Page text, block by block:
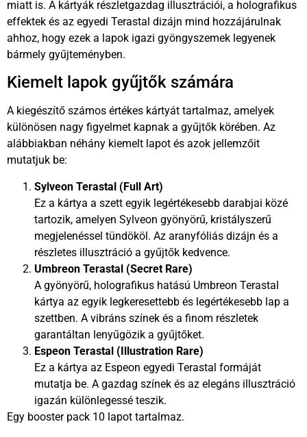
miatt is. A kártyák részletgazdag illusztrációi, a holografikus
effektek és az egyedi Terastal dizájn mind hozzájárulnak
ahhoz, hogy ezek a lapok igazi gyöngyszemek legyenek
bármely gyűjteményben.
Kiemelt lapok gyűjtők számára
A kiegészítő számos értékes kártyát tartalmaz, amelyek
különösen nagy figyelmet kapnak a gyűjtők körében. Az
alábbiakban néhány kiemelt lapot és azok jellemzőit
mutatjuk be:
Sylveon Terastal (Full Art)
Ez a kártya a szett egyik legértékesebb darabjai közé
tartozik, amelyen Sylveon gyönyörű, kristályszerű
megjelenéssel tündököl. Az aranyfóliás dizájn és a
részletes illusztráció a gyűjtők kedvence.
Umbreon Terastal (Secret Rare)
A gyönyörű, holografikus hatású Umbreon Terastal
kártya az egyik legkeresettebb és legértékesebb lap a
szettben. A vibráns színek és a finom részletek
garantáltan lenyűgözik a gyűjtőket.
Espeon Terastal (Illustration Rare)
Ez a kártya az Espeon egyedi Terastal formáját
mutatja be. A gazdag színek és az elegáns illusztráció
igazán különlegessé teszik.
Egy booster pack 10 lapot tartalmaz.